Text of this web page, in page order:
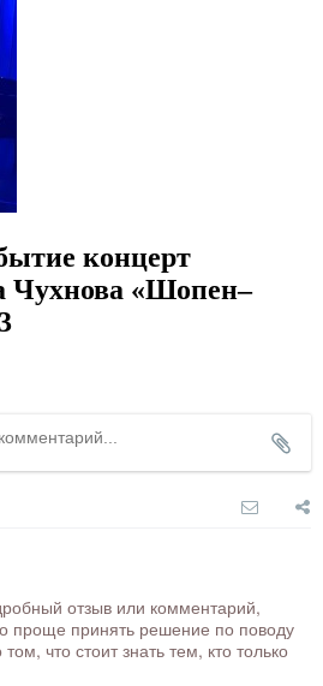
концерт
Чухнова «Шопен–
отзыв или комментарий,
проще принять решение по поводу
что стоит знать тем, кто только